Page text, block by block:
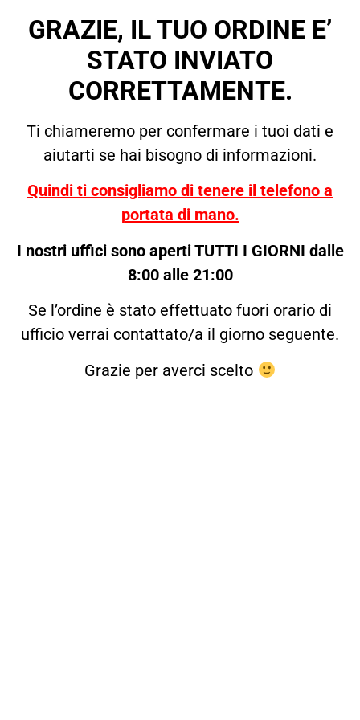
GRAZIE, IL TUO ORDINE E’
STATO INVIATO
CORRETTAMENTE.
Ti chiameremo per confermare i tuoi dati e
aiutarti se hai bisogno di informazioni.
Quindi ti consigliamo di tenere il telefono a
portata di mano.
I nostri uffici sono aperti TUTTI I GIORNI dalle
8:00 alle 21:00
Se l’ordine è stato effettuato fuori orario di
ufficio verrai contattato/a il giorno seguente.
Grazie per averci scelto